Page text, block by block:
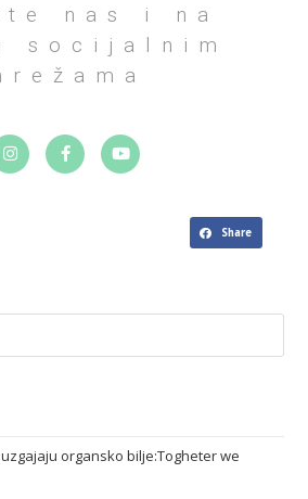
nas i na
socijalnim
Share
organsko bilje:Togheter we